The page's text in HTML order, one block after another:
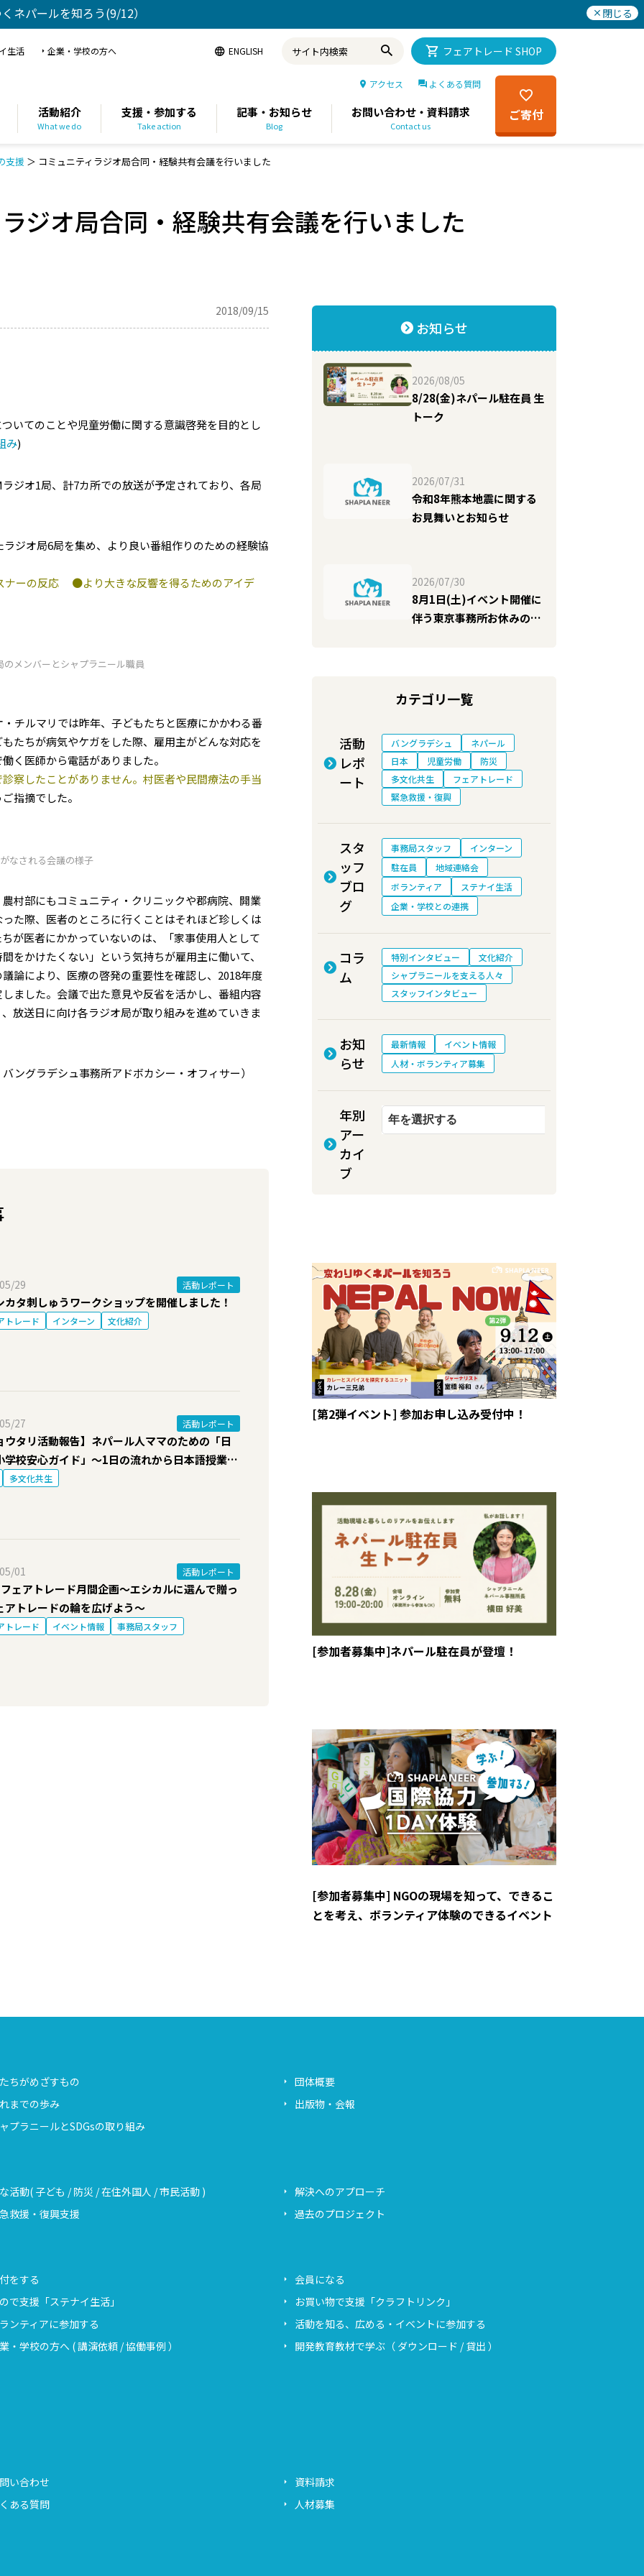
ネパールを知ろう(9/12） 閉じる
アクセス よくある質問
活動紹介
What we do
支援・参加する
Take action
記事・お知らせ
Blog
お問い合わせ・資料請求
Contact us
ご寄付
ENGLISH フェアトレード SHOP
生活 企業・学校の方へ
支援 ＞ コミュニティラジオ局合同・経験共有会議を行いました
ジオ局合同・経験共有会議を行いました
2018/09/15
いてのことや児童労働に関する意識啓発を目的とし
み)
ジオ1局、計7カ所での放送が予定されており、各局
ジオ局6局を集め、より良い番組作りのための経験協
ーの反応 ●より大きな反響を得るためのアイデ
メンバーとシャプラニール職員
チルマリでは昨年、子どもたちと医療にかかわる番
たちが病気やケガをした際、雇用主がどんな対応を
く医師から電話がありました。
察したことがありません。村医者や民間療法の手当
指摘でした。
なされる会議の様子
村部にもコミュニティ・クリニックや郡病院、開業
た際、医者のところに行くことはそれほど珍しくは
が医者にかかっていないのは、「家事使用人として
をかけたくない」という気持ちが雇用主に働いて、
により、医療の啓発の重要性を確認し、2018年度
ました。会議で出た意見や反省を活かし、番組内容
放送日に向け各ラジオ局が取り組みを進めていきま
グラデシュ事務所アドボカシー・オフィサー）
29 活動レポート
カタ刺しゅうワークショップを開催しました！
トレード インターン 文化紹介
27 活動レポート
ウタリ活動報告】ネパール人ママのための「日
学校安心ガイド」～1日の流れから日本語授業ま
多文化共生
01 活動レポート
ェアトレード月間企画～エシカルに選んで贈っ
アトレードの輪を広げよう～
トレード イベント情報 事務局スタッフ
お知らせ
2026/08/05
8/28(金)ネパール駐在員 生
トーク
2026/07/31
令和8年熊本地震に関する
お見舞いとお知らせ
2026/07/30
8月1日(土)イベント開催に
伴う東京事務所お休みのお
カテゴリ一覧
活動
レポ
ート
バングラデシュ
ネパール
日本
児童労働
防災
多文化共生
フェアトレード
緊急救援・復興
スタ
ッフ
ブロ
グ
事務局スタッフ
インターン
駐在員
地域連絡会
ボランティア
ステナイ生活
企業・学校との連携
コラ
ム
特別インタビュー
文化紹介
シャプラニールを支える人々
スタッフインタビュー
お知
らせ
最新情報
イベント情報
人材・ボランティア募集
年別
アー
カイ
ブ
[第2弾イベント] 参加お申し込み受付中！
[参加者募集中]ネパール駐在員が登壇！
[参加者募集中] NGOの現場を知って、できるこ
とを考え、ボランティア体験のできるイベント
ちがめざすもの
団体概要
までの歩み
出版物・会報
プラニールとSDGsの取り組み
活動( 子ども / 防災 / 在住外国人 / 市民活動 )
解決へのアプローチ
救援・復興支援
過去のプロジェクト
をする
会員になる
で支援「ステナイ生活」
お買い物で支援「クラフトリンク」
ンティアに参加する
活動を知る、広める・イベントに参加する
・学校の方へ ( 講演依頼 / 協働事例 ）
開発教育教材で学ぶ（ ダウンロード / 貸出 ）
い合わせ
資料請求
ある質問
人材募集